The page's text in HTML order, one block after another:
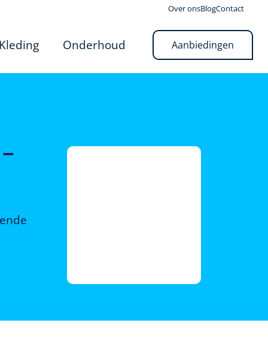
Over onsBlogContact
Onderhoud Aanbiedingen